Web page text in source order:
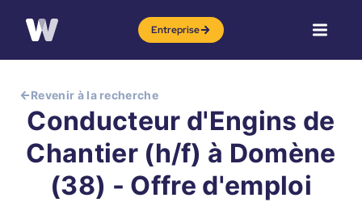
Entreprise
Revenir à la recherche
Conducteur d'Engins de
Chantier (h/f) à Domène
(38) - Offre d'emploi